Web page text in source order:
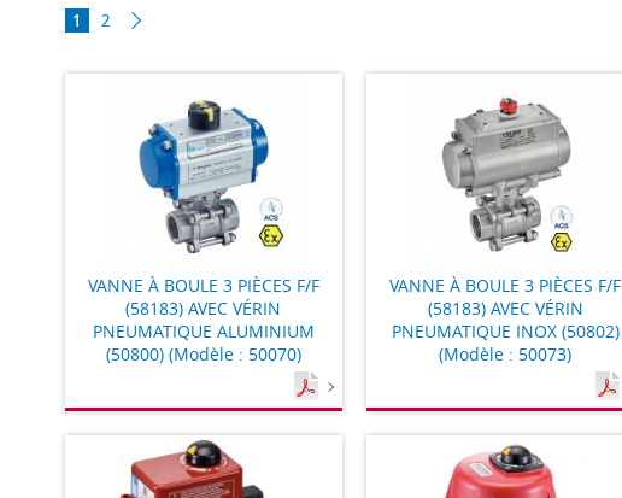
1 2
VANNE À BOULE 3 PIÈCES F/F
(58183) AVEC VÉRIN
PNEUMATIQUE ALUMINIUM
(50800) (Modèle : 50070)
VANNE À BOULE 3 PIÈCES F/F
(58183) AVEC VÉRIN
PNEUMATIQUE INOX (50802)
(Modèle : 50073)